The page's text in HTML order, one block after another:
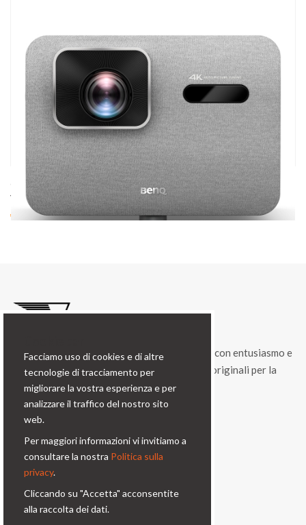
cod. 09042
VIDEOPROIETTORE BENQ TK705STi
€ 1320.00
Condorfoto da 55 anni propone ancora oggi, con entusiasmo e
vitalità, una gamma di prodotti e di soluzioni originali per la
fotografia professionale.
Contatti
Via Prinetti, 32 - 20127
+39 0226110946
Facciamo uso di cookies e di altre
tecnologie di tracciamento per
migliorare la vostra esperienza e per
analizzare il traffico del nostro sito
web.
Per maggiori informazioni vi invitiamo a
consultare la nostra Politica sulla
privacy.
Cliccando su "Accetta" acconsentite
alla raccolta dei dati.